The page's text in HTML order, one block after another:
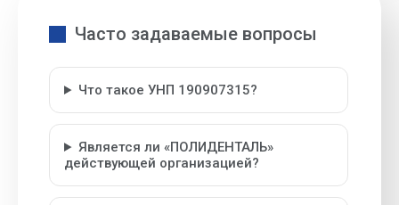
Часто задаваемые вопросы
Что такое УНП 190907315?
Является ли «ПОЛИДЕНТАЛЬ»
действующей организацией?